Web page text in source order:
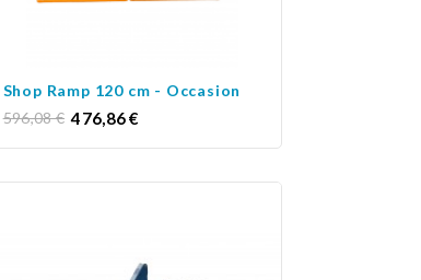
Shop Ramp 120 cm - Occasion
Prix
normal
596,08 € Prix
476,86 €